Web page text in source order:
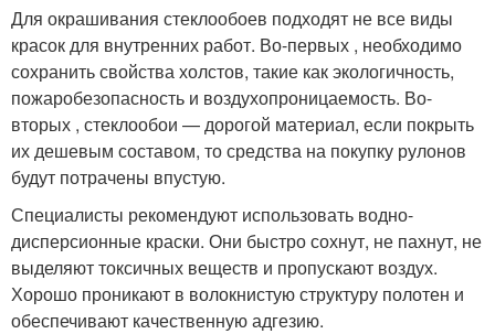
Для окрашивания стеклообоев подходят не все виды
красок для внутренних работ. Во-первых , необходимо
сохранить свойства холстов, такие как экологичность,
пожаробезопасность и воздухопроницаемость. Во-
вторых , стеклообои — дорогой материал, если покрыть
их дешевым составом, то средства на покупку рулонов
будут потрачены впустую.
Специалисты рекомендуют использовать водно-
дисперсионные краски. Они быстро сохнут, не пахнут, не
выделяют токсичных веществ и пропускают воздух.
Хорошо проникают в волокнистую структуру полотен и
обеспечивают качественную адгезию.